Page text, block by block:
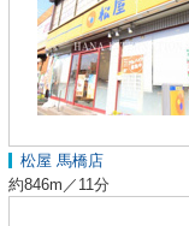
松屋 馬橋店
約846m／11分